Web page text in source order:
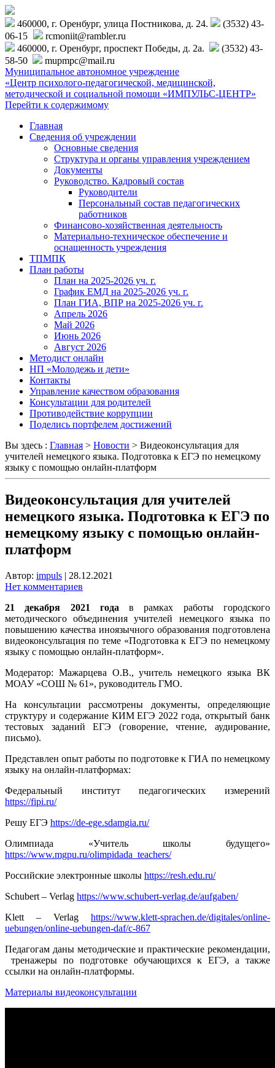
460000, г. Оренбург, улица Постникова, д. 24.
(3532) 43-
06-15
rcmoniit@rambler.ru
460000, г. Оренбург, проспект Победы, д. 2а.
(3532) 43-
58-50
mupmpc@mail.ru
Муниципальное автономное учреждение
«Центр психолого-педагогической, медицинской,
методической и социальной помощи «ИМПУЛЬС-ЦЕНТР»
Перейти к содержимому
Главная
Сведения об учреждении
Основные сведения
Структура и органы управления учреждением
Документы
Руководство. Кадровый состав
Руководители
Персональный состав педагогических
работников
Финансово-хозяйственная деятельность
Материально-техническое обеспечение и
оснащенность учреждения
ТПМПК
План работы
План на 2025-2026 уч. г.
График ЕМД на 2025-2026 уч. г.
План ГИА, ВПР на 2025-2026 уч. г.
Апрель 2026
Май 2026
Июнь 2026
Август 2026
Методист онлайн
НП «Молодежь и дети»
Контакты
Управление качеством образования
Консультации для родителей
Противодействие коррупции
Поделись портфелем достижений
Вы здесь : Главная > Новости > Видеоконсультация для
учителей немецкого языка. Подготовка к ЕГЭ по немецкому
языку с помощью онлайн-платформ
Видеоконсультация для учителей
немецкого языка. Подготовка к ЕГЭ по
немецкому языку с помощью онлайн-
платформ
Автор: impuls | 28.12.2021
Нет комментариев
21 декабря 2021 года в рамках работы городского
методического объединения учителей немецкого языка по
повышению качества иноязычного образования подготовлена
видеоконсультация по теме «Подготовка к ЕГЭ по немецкому
языку с помощью онлайн-платформ».
Модератор: Мажарцева О.В., учитель немецкого языка ВК
МОАУ «СОШ № 61», руководитель ГМО.
На консультации рассмотрены документы, определяющие
структуру и содержание КИМ ЕГЭ 2022 года, открытый банк
тестовых заданий ЕГЭ (говорение, чтение, аудирование,
письмо).
Представлен опыт работы по подготовке к ГИА по немецкому
языку на онлайн-платформах:
Федеральный институт педагогических измерений
https://fipi.ru/
Решу ЕГЭ https://de-ege.sdamgia.ru/
Олимпиада «Учитель школы будущего»
https://www.mgpu.ru/olimpidada_teachers/
Российские электронные школы https://resh.edu.ru/
Schubert – Verlag https://www.schubert-verlag.de/aufgaben/
Klett – Verlag https://www.klett-sprachen.de/digitales/online-
uebungen/online-uebungen-daf/c-867
Педагогам даны методические и практические рекомендации,
тренажеры по подготовке обучающихся к ЕГЭ, а также
ссылки на онлайн-платформы.
Материалы видеоконсультации